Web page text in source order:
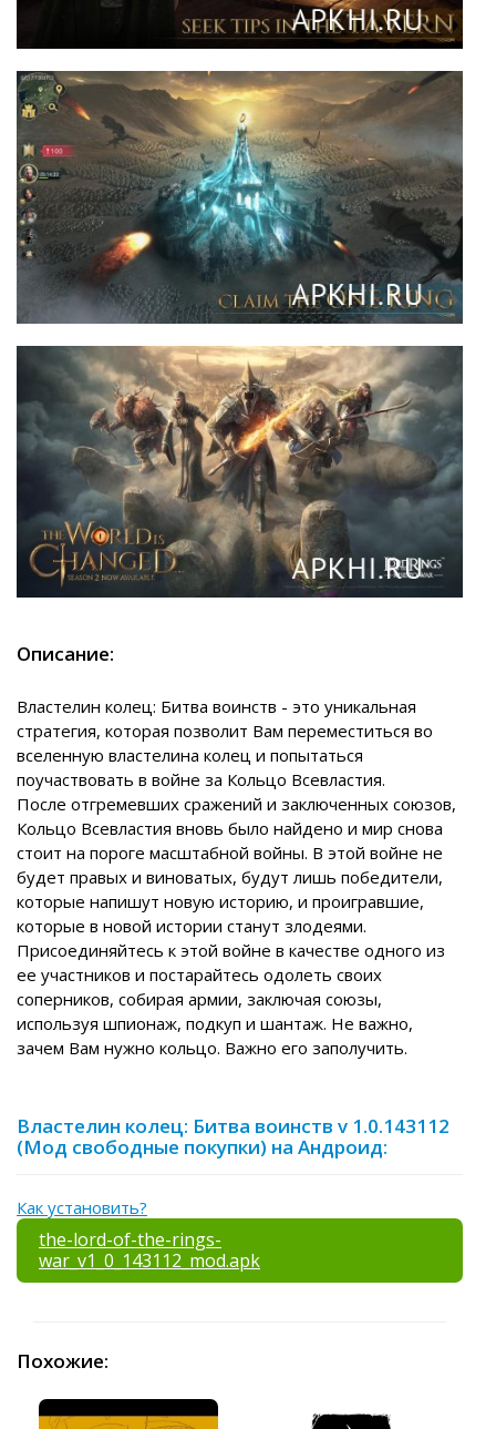
Описание:
Властелин колец: Битва воинств - это уникальная
стратегия, которая позволит Вам переместиться во
вселенную властелина колец и попытаться
поучаствовать в войне за Кольцо Всевластия.
После отгремевших сражений и заключенных союзов,
Кольцо Всевластия вновь было найдено и мир снова
стоит на пороге масштабной войны. В этой войне не
будет правых и виноватых, будут лишь победители,
которые напишут новую историю, и проигравшие,
которые в новой истории станут злодеями.
Присоединяйтесь к этой войне в качестве одного из
ее участников и постарайтесь одолеть своих
соперников, собирая армии, заключая союзы,
используя шпионаж, подкуп и шантаж. Не важно,
зачем Вам нужно кольцо. Важно его заполучить.
Властелин колец: Битва воинств v 1.0.143112
(Мод свободные покупки) на Андроид:
Как установить?
the-lord-of-the-rings-
war_v1_0_143112_mod.apk
Похожие: